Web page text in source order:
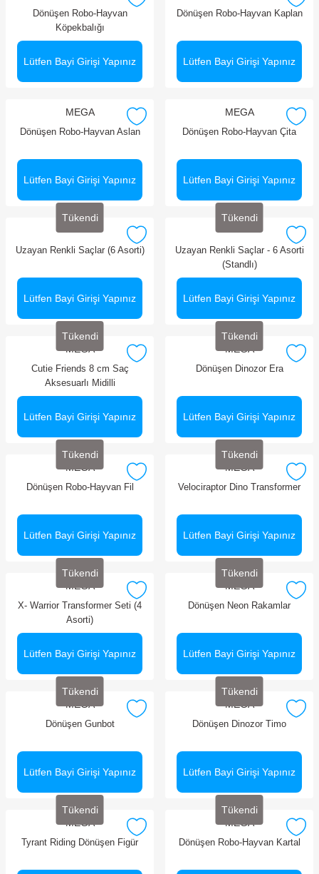
Dönüşen Robo-Hayvan
Köpekbalığı
Lütfen Bayi Girişi Yapınız
Dönüşen Robo-Hayvan Kaplan
Lütfen Bayi Girişi Yapınız
MEGA
Dönüşen Robo-Hayvan Aslan
Lütfen Bayi Girişi Yapınız
MEGA
Dönüşen Robo-Hayvan Çita
Lütfen Bayi Girişi Yapınız
Tükendi
Uzayan Renkli Saçlar (6 Asorti)
Lütfen Bayi Girişi Yapınız
Tükendi
Uzayan Renkli Saçlar - 6 Asorti
(Standlı)
Lütfen Bayi Girişi Yapınız
Tükendi
MEGA
Cutie Friends 8 cm Saç
Aksesuarlı Midilli
Lütfen Bayi Girişi Yapınız
Tükendi
MEGA
Dönüşen Dinozor Era
Lütfen Bayi Girişi Yapınız
Tükendi
MEGA
Dönüşen Robo-Hayvan Fil
Lütfen Bayi Girişi Yapınız
Tükendi
MEGA
Velociraptor Dino Transformer
Lütfen Bayi Girişi Yapınız
Tükendi
MEGA
X- Warrior Transformer Seti (4
Asorti)
Lütfen Bayi Girişi Yapınız
Tükendi
MEGA
Dönüşen Neon Rakamlar
Lütfen Bayi Girişi Yapınız
Tükendi
MEGA
Dönüşen Gunbot
Lütfen Bayi Girişi Yapınız
Tükendi
MEGA
Dönüşen Dinozor Timo
Lütfen Bayi Girişi Yapınız
Tükendi
MEGA
Tyrant Riding Dönüşen Figür
Tükendi
MEGA
Dönüşen Robo-Hayvan Kartal